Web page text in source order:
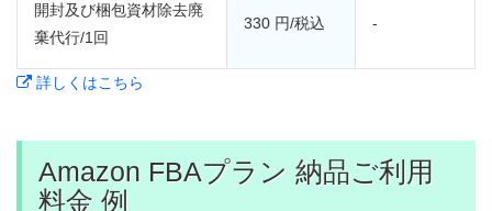
開封及び梱包資材除去廃
棄代行/1回
330 円/税込 -
詳しくはこちら
Amazon FBAプラン 納品ご利用
料金 例